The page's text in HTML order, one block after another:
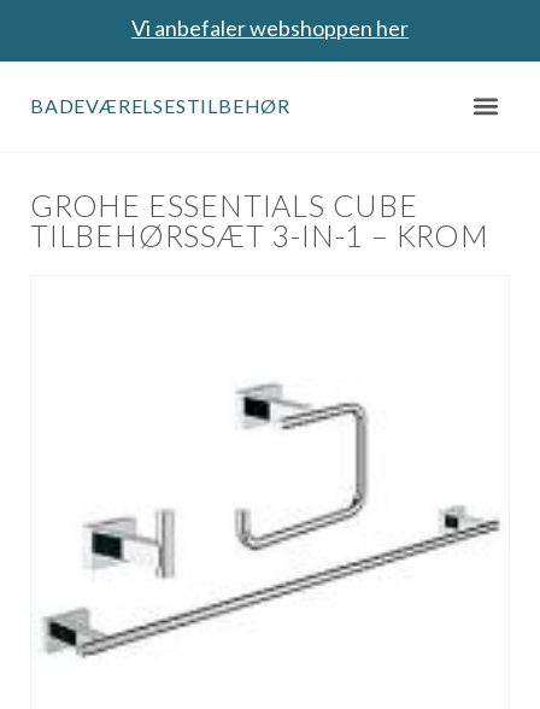
Vi anbefaler webshoppen her
BADEVÆRELSESTILBEHØR
GROHE ESSENTIALS CUBE
TILBEHØRSSÆT 3-IN-1 – KROM